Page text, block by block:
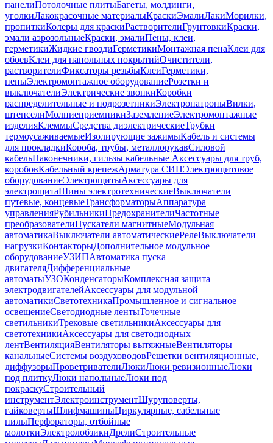
панелиПотолочные плитыБагеты, молдинги,
уголкиЛакокрасочные материалыКраскиЭмалиЛакиМорилки,
пропиткиКолеры для краскиРастворителиГрунтовкиКраски,
эмали аэрозольныеКраски, эмалиПены, клеи,
герметикиЖидкие гвоздиГерметикиМонтажная пенаКлеи для
обоевКлеи для напольных покрытийОчистители,
растворителиФиксаторы резьбыКлеиГерметики,
пеныЭлектромонтажное оборудованиеРозетки и
выключателиЭлектрические звонкиКоробки
распределительные и подрозетникиЭлектропатроныВилки,
штепселиМолниеприемникиЗаземлениеЭлектромонтажные
изделияКлеммыСредства диэлектрическиеТрубки
термоусаживаемыеИзолирующие зажимыКабель и системы
для прокладкиКороба, трубы, металлорукавСиловой
кабельНаконечники, гильзы кабельные Аксессуары для труб,
коробовКабельный крепежАрматура СИПЭлектрощитовое
оборудованиеЭлектрощитыАксессуары для
электрощитаШины электротехническиеВыключатели
путевые, концевыеТрансформаторыАппаратура
управленияРубильникиПредохранителиЧастотные
преобразователиПускатели магнитныеМодульная
автоматикаВыключатели автоматическиеРелеВыключатели
нагрузкиКонтакторыДополнительное модульное
оборудованиеУЗИПАвтоматика пуска
двигателяДифференциальные
автоматыУЗОКонденсаторыКомплексная защита
электродвигателейАксессуары для модульной
автоматикиСветотехникаПромышленное и сигнальное
освещениеСветодиодные лентыТочечные
светильникиТрековые светильникиАксессуары для
светотехникиАксессуары для светодиодных
лентВентиляцияВентиляторы вытяжныеВентиляторы
канальныеСистемы воздуховодовРешетки вентиляционные,
диффузорыПроветривателиЛюкиЛюки ревизионныеЛюки
под плиткуЛюки напольныеЛюки под
покраскуСтроительный
инструментЭлектроинструментШуруповерты,
гайковертыШлифмашиныЦиркулярные, сабельные
пилыПерфораторы, отбойные
молоткиЭлектролобзикиДрелиСтроительные